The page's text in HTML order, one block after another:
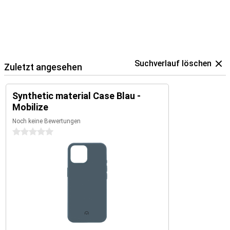
Zuletzt angesehen Suchverlauf löschen
Synthetic material Case Blau -
Mobilize
Noch keine Bewertungen
0 Sterne